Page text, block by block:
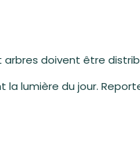
doivent être
lumière du jour.